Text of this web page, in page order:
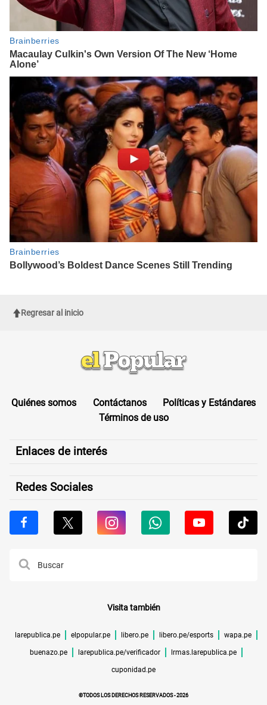
Regresar al inicio
Quiénes somos Contáctanos
Políticas y Estándares
Términos de uso
Enlaces de interés
Redes Sociales
Visita también
larepublica.pe elpopular.pe libero.pe libero.pe/esports wapa.pe
buenazo.pe larepublica.pe/verificador lrmas.larepublica.pe
cuponidad.pe
©TODOS LOS DERECHOS RESERVADOS -2026